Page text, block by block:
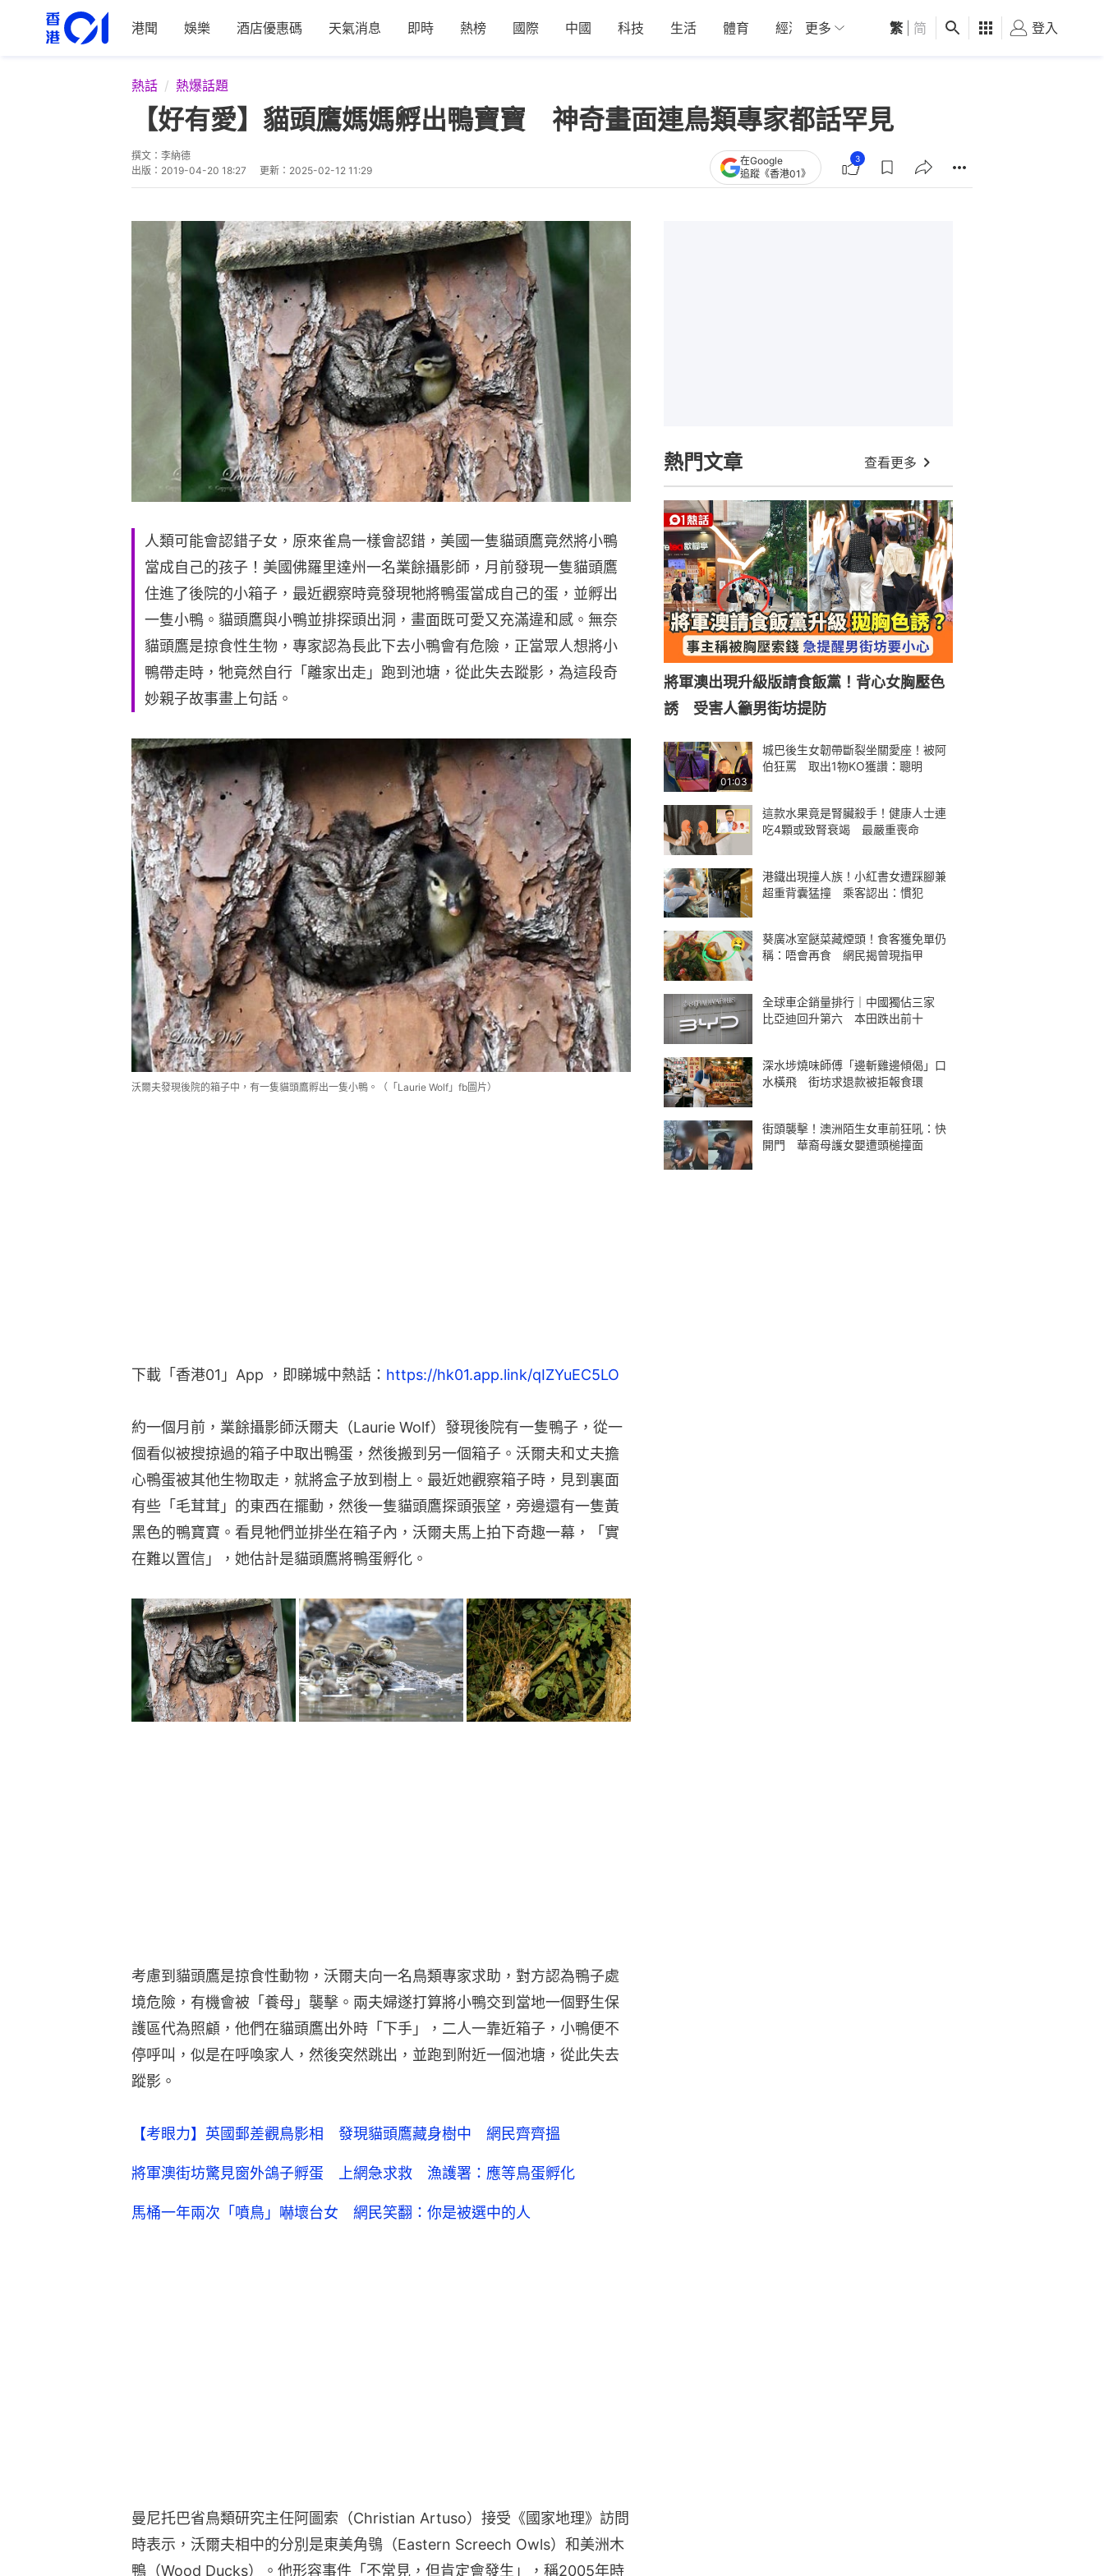
港聞 娛樂 酒店優惠碼 天氣消息 即時 熱榜 國際 中國 科技 生活 體育 經濟 01深圳 觀點 健康 好食玩飛
更多 繁 简 登入
熱話 熱爆話題
【好有愛】貓頭鷹媽媽孵出鴨寶寶 神奇畫面連鳥類專家都話罕見
撰文： 李納德
出版： 2019-04-20 18:27 更新： 2025-02-12 11:29
在Google
追蹤《香港01》
3
人類可能會認錯子女，原來雀鳥一樣會認錯，美國一隻貓頭鷹竟然將小鴨
當成自己的孩子！美國佛羅里達州一名業餘攝影師，月前發現一隻貓頭鷹
住進了後院的小箱子，最近觀察時竟發現牠將鴨蛋當成自己的蛋，並孵出
一隻小鴨。貓頭鷹與小鴨並排探頭出洞，畫面既可愛又充滿違和感。無奈
貓頭鷹是掠食性生物，專家認為長此下去小鴨會有危險，正當眾人想將小
鴨帶走時，牠竟然自行「離家出走」跑到池塘，從此失去蹤影，為這段奇
妙親子故事畫上句話。
沃爾夫發現後院的箱子中，有一隻貓頭鷹孵出一隻小鴨。（「Laurie Wolf」fb圖片）
下載「香港01」App ，即睇城中熱話： https://hk01.app.link/qIZYuEC5LO
約一個月前，業餘攝影師沃爾夫（Laurie Wolf）發現後院有一隻鴨子，從一
個看似被搜掠過的箱子中取出鴨蛋，然後搬到另一個箱子。沃爾夫和丈夫擔
心鴨蛋被其他生物取走，就將盒子放到樹上。最近她觀察箱子時，見到裏面
有些「毛茸茸」的東西在擺動，然後一隻貓頭鷹探頭張望，旁邊還有一隻黃
黑色的鴨寶寶。看見牠們並排坐在箱子內，沃爾夫馬上拍下奇趣一幕，「實
在難以置信」，她估計是貓頭鷹將鴨蛋孵化。
將軍澳街坊驚見窗外鴿子孵蛋 上網急求救 漁護署：應等鳥蛋孵化
馬桶一年兩次「噴鳥」嚇壞台女 網民笑翻：你是被選中的人
機會。其他鳥類孵出「另類」寶寶時，可能只會覺得孩子有點特別，而木鴨
非常「早熟」，很快就能獨立生活。阿圖索承認這宗案例特別，因為木鴨蛋
熱門文章 查看更多
將軍澳出現升級版請食飯黨！背心女胸壓色
誘 受害人籲男街坊提防
01:03
城巴後生女韌帶斷裂坐關愛座！被阿
伯狂罵 取出1物KO獲讚：聰明
這款水果竟是腎臟殺手！健康人士連
吃4顆或致腎衰竭 最嚴重喪命
港鐵出現撞人族！小紅書女遭踩腳兼
超重背囊猛撞 乘客認出：慣犯
葵廣冰室餸菜藏煙頭！食客獲免單仍
稱：唔會再食 網民揭曾現指甲
全球車企銷量排行｜中國獨佔三家
比亞迪回升第六 本田跌出前十
深水埗燒味師傅「邊斬雞邊傾偈」口
水橫飛 街坊求退款被拒報食環
街頭襲擊！澳洲陌生女車前狂吼：快
開門 華裔母護女嬰遭頭槌撞面